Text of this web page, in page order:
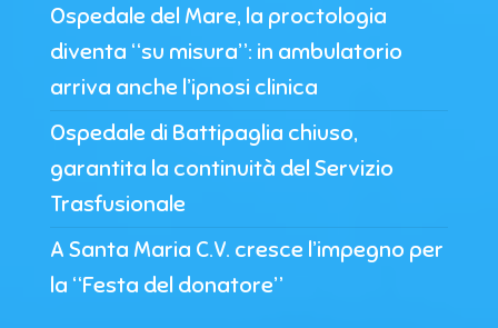
Ospedale del Mare, la proctologia
diventa “su misura”: in ambulatorio
arriva anche l’ipnosi clinica
Ospedale di Battipaglia chiuso,
garantita la continuità del Servizio
Trasfusionale
A Santa Maria C.V. cresce l’impegno per
la “Festa del donatore”